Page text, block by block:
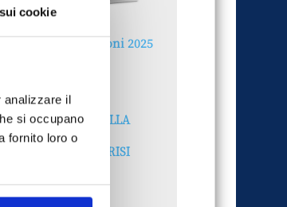
cookie
analizzare il
si occupano
fornito loro o
Reclami e sanzioni 2025
LA GESTIONE DELLA
REPUTAZIONE.
RECENSIONI E CRISI
30 Giugno 2026